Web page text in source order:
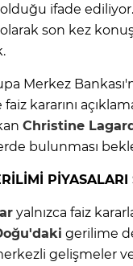
ifade
son kez
Merkez
faiz kararını
Christine
bulunması
PİYASALARI
yalnızca faiz
gerilime
gelişmeler